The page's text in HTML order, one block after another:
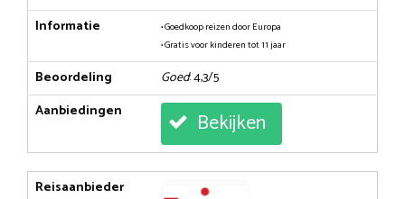
Informatie
• Goedkoop reizen door Europa
• Gratis voor kinderen tot 11 jaar
Beoordeling Goed: 4,3/5
Aanbiedingen
Bekijken
Reisaanbieder